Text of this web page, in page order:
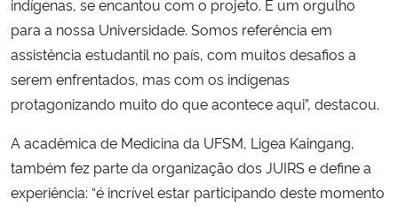
indígenas, se encantou com o projeto. É um orgulho
para a nossa Universidade. Somos referência em
assistência estudantil no país, com muitos desafios a
serem enfrentados, mas com os indígenas
protagonizando muito do que acontece aqui”, destacou.
A acadêmica de Medicina da UFSM, Ligea Kaingang,
também fez parte da organização dos JUIRS e define a
experiência: “é incrível estar participando deste momento